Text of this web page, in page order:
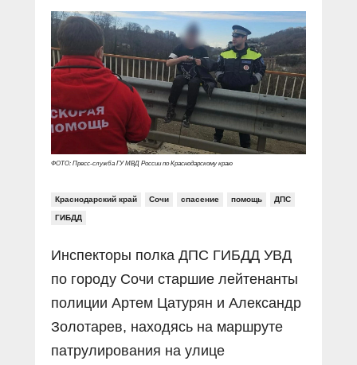
Документальные фильмы
В знании сила
Специальный репортаж
КиберПОСТОВОЙ
Газета «Щит и меч»
Журнал «Полиция России»
О ПОРТАЛЕ
Контакты
Вакансии
ФОТО: Пресс-служба ГУ МВД России по Краснодарскому краю
Краснодарский край Сочи спасение помощь ДПС
ГИБДД
Инспекторы полка ДПС ГИБДД УВД
по городу Сочи старшие лейтенанты
полиции Артем Цатурян и Александр
Золотарев, находясь на маршруте
патрулирования на улице